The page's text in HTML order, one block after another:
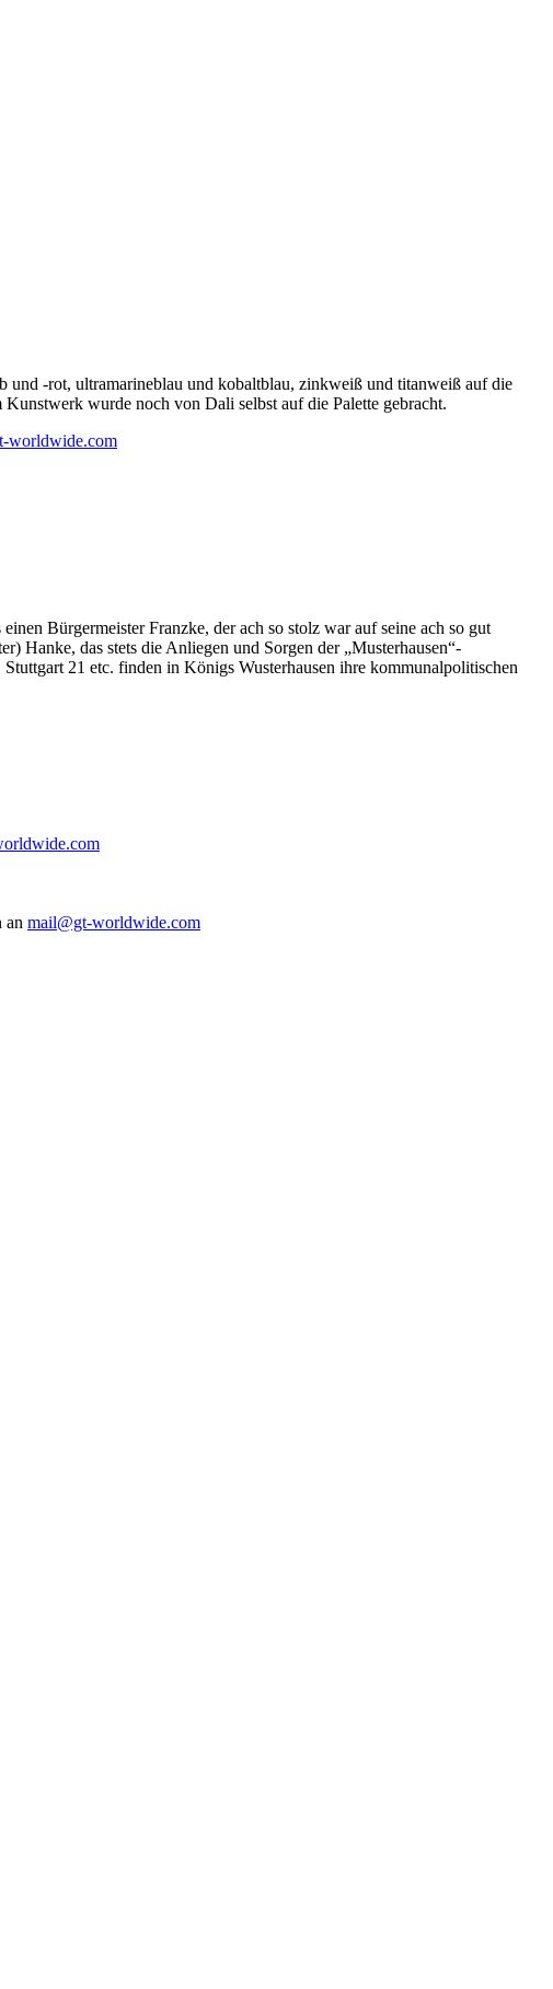
und -rot, ultramarineblau und kobaltblau, zinkweiß und titanweiß auf die
wurde noch von Dali selbst auf die Palette gebracht.
worldwide.com
Bürgermeister Franzke, der ach so stolz war auf seine ach so gut
Hanke, das stets die Anliegen und Sorgen der „Musterhausen“-
21 etc. finden in Königs Wusterhausen ihre kommunalpolitischen
an mail@gt-worldwide.com